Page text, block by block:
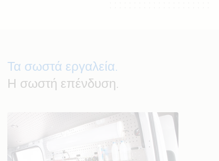
Τα σωστά εργαλεία.
Η σωστή επένδυση.